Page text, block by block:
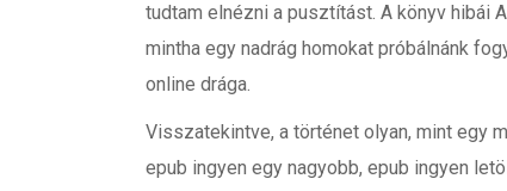
tudtam elnézni a pusztítást. A könyv hibái
mintha egy nadrág homokat próbálnánk
online drága.
Visszatekintve, a történet olyan, mint egy
epub ingyen egy nagyobb, epub ingyen